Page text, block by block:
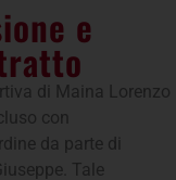
e
di Maina Lorenzo
con
da parte di
Tale